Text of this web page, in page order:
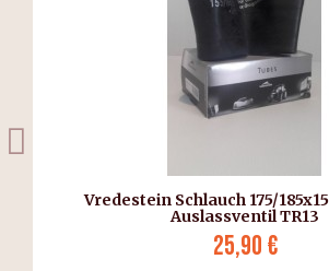
Vredestein Schlauch 175/
Auslassventil TR13
25,90 €